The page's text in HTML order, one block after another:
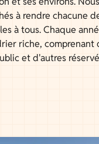
à rendre chacune
à tous. Chaque
riche, comprenant
et d'autres